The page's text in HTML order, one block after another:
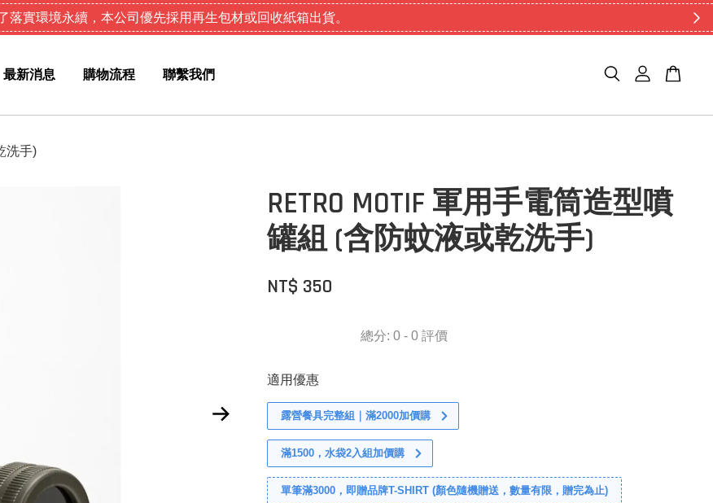
落實環境永續，本公司優先採用再生包材或回收紙箱出貨。
最新消息 購物流程 聯繫我們
洗手)
RETRO MOTIF 軍用手電筒造型噴
罐組 (含防蚊液或乾洗手)
NT$ 350
總分:0 -0 評價
適用優惠
露營餐具完整組｜滿2000加價購
滿1500，水袋2入組加價購
單筆滿3000，即贈品牌T-SHIRT (顏色隨機贈送，數量有限，贈完為止)